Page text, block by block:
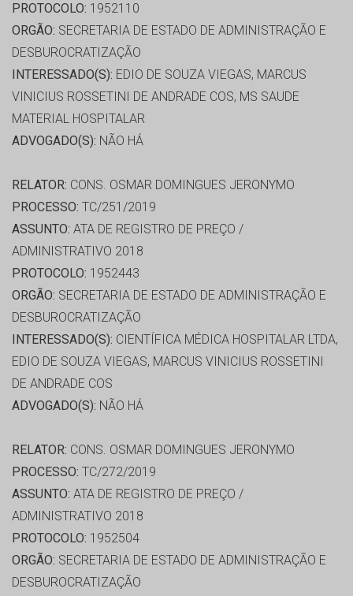
PROTOCOLO: 1952110
ORGÃO: SECRETARIA DE ESTADO DE ADMINISTRAÇÃO E
DESBUROCRATIZAÇÃO
INTERESSADO(S): EDIO DE SOUZA VIEGAS, MARCUS
VINICIUS ROSSETINI DE ANDRADE COS, MS SAUDE
MATERIAL HOSPITALAR
ADVOGADO(S): NÃO HÁ
RELATOR: CONS. OSMAR DOMINGUES JERONYMO
PROCESSO: TC/251/2019
ASSUNTO: ATA DE REGISTRO DE PREÇO /
ADMINISTRATIVO 2018
PROTOCOLO: 1952443
ORGÃO: SECRETARIA DE ESTADO DE ADMINISTRAÇÃO E
DESBUROCRATIZAÇÃO
INTERESSADO(S): CIENTÍFICA MÉDICA HOSPITALAR LTDA,
EDIO DE SOUZA VIEGAS, MARCUS VINICIUS ROSSETINI
DE ANDRADE COS
ADVOGADO(S): NÃO HÁ
RELATOR: CONS. OSMAR DOMINGUES JERONYMO
PROCESSO: TC/272/2019
ASSUNTO: ATA DE REGISTRO DE PREÇO /
ADMINISTRATIVO 2018
PROTOCOLO: 1952504
ORGÃO: SECRETARIA DE ESTADO DE ADMINISTRAÇÃO E
DESBUROCRATIZAÇÃO